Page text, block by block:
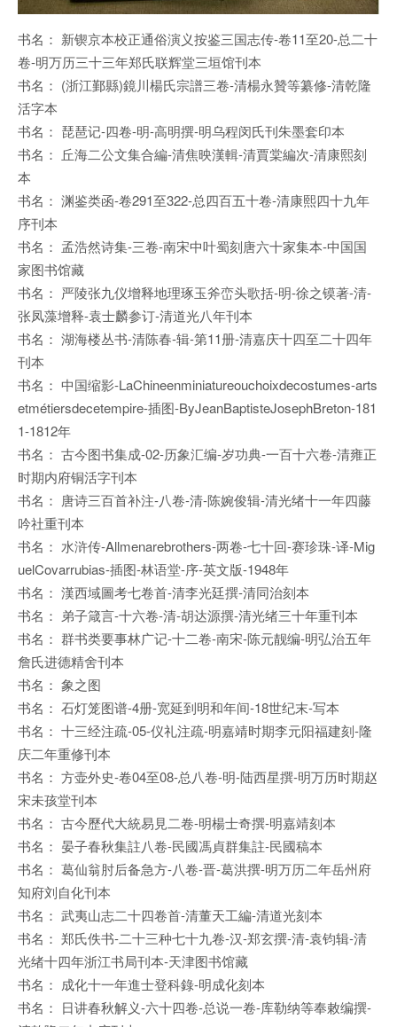
书名： 新锲京本校正通俗演义按鉴三国志传-卷11至20-总二十
卷-明万历三十三年郑氏联辉堂三垣馆刊本
书名： (浙江鄞縣)鏡川楊氏宗譜三卷-清楊永贊等纂修-清乾隆
活字本
书名： 琵琶记-四卷-明-高明撰-明乌程闵氏刊朱墨套印本
书名： 丘海二公文集合編-清焦映漢輯-清賈棠編次-清康熙刻
本
书名： 渊鉴类函-卷291至322-总四百五十卷-清康熙四十九年
序刊本
书名： 孟浩然诗集-三卷-南宋中叶蜀刻唐六十家集本-中国国
家图书馆藏
书名： 严陵张九仪增释地理琢玉斧峦头歌括-明-徐之镆著-清-
张凤藻增释-袁士麟参订-清道光八年刊本
书名： 湖海楼丛书-清陈春-辑-第11册-清嘉庆十四至二十四年
刊本
书名： 中国缩影-LaChineenminiatureouchoixdecostumes-arts
etmétiersdecetempire-插图-ByJeanBaptisteJosephBreton-181
1-1812年
书名： 古今图书集成-02-历象汇编-岁功典-一百十六卷-清雍正
时期内府铜活字刊本
书名： 唐诗三百首补注-八卷-清-陈婉俊辑-清光绪十一年四藤
吟社重刊本
书名： 水浒传-Allmenarebrothers-两卷-七十回-赛珍珠-译-Mig
uelCovarrubias-插图-林语堂-序-英文版-1948年
书名： 漢西域圖考七卷首-清李光廷撰-清同治刻本
书名： 弟子箴言-十六卷-清-胡达源撰-清光绪三十年重刊本
书名： 群书类要事林广记-十二卷-南宋-陈元靓编-明弘治五年
詹氏进德精舍刊本
书名： 象之图
书名： 石灯笼图谱-4册-宽延到明和年间-18世纪末-写本
书名： 十三经注疏-05-仪礼注疏-明嘉靖时期李元阳福建刻-隆
庆二年重修刊本
书名： 方壶外史-卷04至08-总八卷-明-陆西星撰-明万历时期赵
宋未孩堂刊本
书名： 古今歷代大統易見二卷-明楊士奇撰-明嘉靖刻本
书名： 晏子春秋集註八卷-民國馮貞群集註-民國稿本
书名： 葛仙翁肘后备急方-八卷-晋-葛洪撰-明万历二年岳州府
知府刘自化刊本
书名： 武夷山志二十四卷首-清董天工編-清道光刻本
书名： 郑氏佚书-二十三种七十九卷-汉-郑玄撰-清-袁钧辑-清
光绪十四年浙江书局刊本-天津图书馆藏
书名： 成化十一年進士登科錄-明成化刻本
书名： 日讲春秋解义-六十四卷-总说一卷-库勒纳等奉敕编撰-